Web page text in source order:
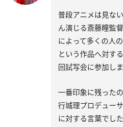
普段アニメは見な
ん演じる斎藤瞳監
によって多くの人
という作品へ対す
回試写会に参加しま
一番印象に残った
行城理プロデュー
に対する言葉でした